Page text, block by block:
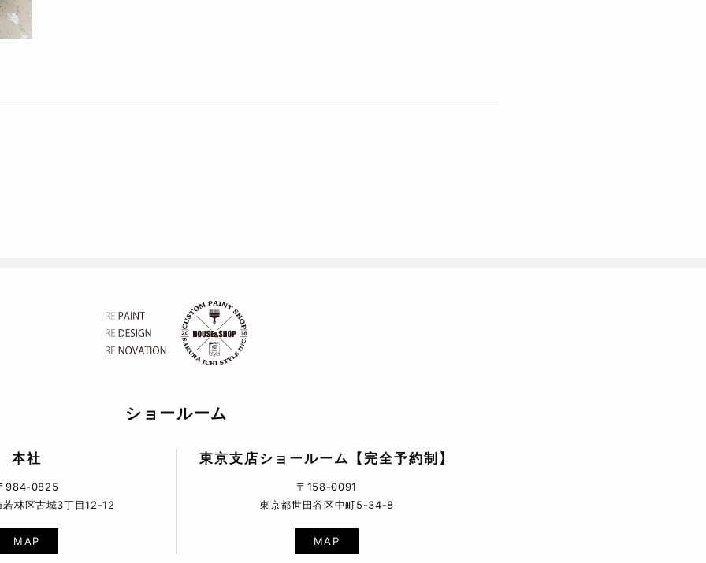
ショールーム
本社
984-0825
若林区古城3丁目12-12
MAP
東京支店ショールーム【完全予約制】
〒158-0091
東京都世田谷区中町5-34-8
MAP